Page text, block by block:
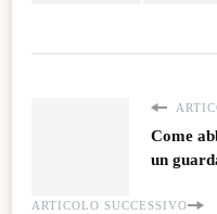
Come
un
ARTICOLO SUCCESSIVO